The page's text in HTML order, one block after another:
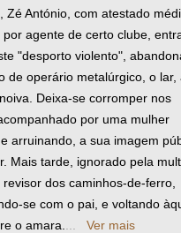
Zé António, com atestado
por agente de certo clube,
"desporto violento",
de operário metalúrgico, o lar,
Deixa-se corromper nos
por uma mulher
arruinando, a sua imagem
Mais tarde, ignorado pela
dos caminhos-de-ferro,
se com o pai, e voltando
o amara.
Ver mais